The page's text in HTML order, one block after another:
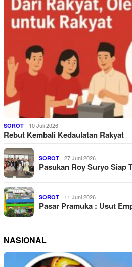
SOROT 10 Juli 2026
Rebut Kembali Kedaulatan Rakyat
SOROT 27 Juni 2026
Pasukan Roy Suryo Siap
SOROT 11 Juni 2026
Pasar Pramuka : Usut
NASIONAL